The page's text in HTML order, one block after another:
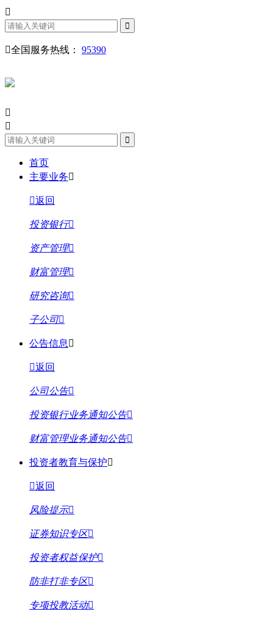
全国服务热线： 95390
首页
主要业务
返回
投资银行
资产管理
财富管理
研究咨询
子公司
公告信息
返回
公司公告
投资银行业务通知公告
财富管理业务通知公告
投资者教育与保护
返回
风险提示
证券知识专区
投资者权益保护
防非打非专区
专项投教活动